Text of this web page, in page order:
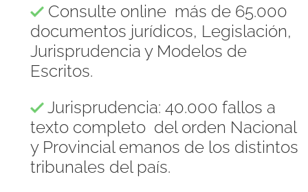
Consulte online más de 65.000
documentos jurídicos, Legislación,
Jurisprudencia y Modelos de
Escritos.
Jurisprudencia: 40.000 fallos a
texto completo del orden Nacional
y Provincial emanos de los distintos
tribunales del país.